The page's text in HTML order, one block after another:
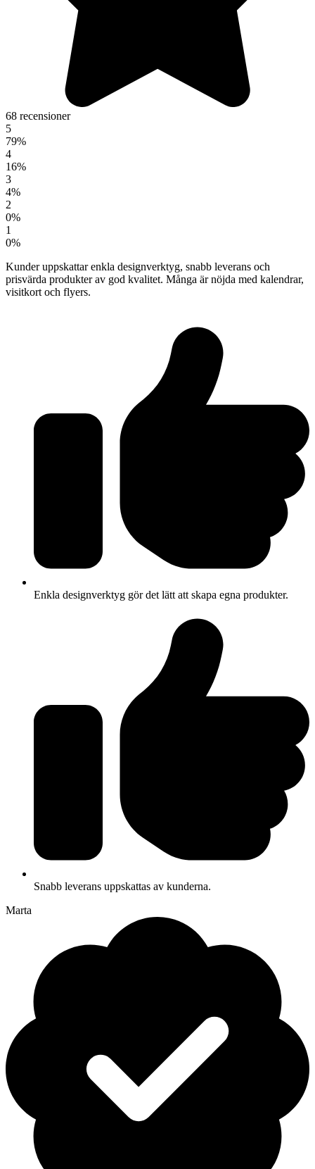
68 recensioner
5
79%
4
16%
3
4%
2
0%
1
0%
Kunder uppskattar enkla designverktyg, snabb leverans och
prisvärda produkter av god kvalitet. Många är nöjda med kalendrar,
visitkort och flyers.
Enkla designverktyg gör det lätt att skapa egna produkter.
Snabb leverans uppskattas av kunderna.
Marta